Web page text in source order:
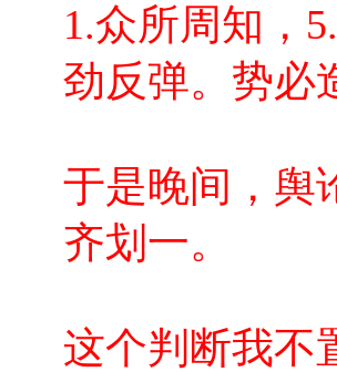
1.众所周知，
劲反弹。势必
于是晚间，舆
齐划一。
这个判断我不